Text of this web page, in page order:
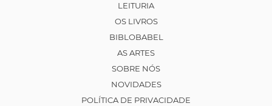
LEITURIA
OS LIVROS
BIBLOBABEL
AS ARTES
SOBRE NÓS
NOVIDADES
POLÍTICA DE PRIVACIDADE